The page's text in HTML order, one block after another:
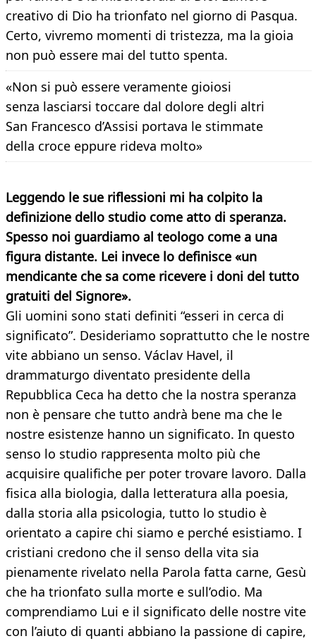
creativo di Dio ha trionfato nel giorno di Pasqua.
Certo, vivremo momenti di tristezza, ma la gioia
non può essere mai del tutto spenta.
«Non si può essere veramente gioiosi
senza lasciarsi toccare dal dolore degli altri
San Francesco d’Assisi portava le stimmate
della croce eppure rideva molto»
Leggendo le sue riflessioni mi ha colpito la
definizione dello studio come atto di speranza.
Spesso noi guardiamo al teologo come a una
figura distante. Lei invece lo definisce «un
mendicante che sa come ricevere i doni del tutto
gratuiti del Signore».
Gli uomini sono stati definiti “esseri in cerca di
significato”. Desideriamo soprattutto che le nostre
vite abbiano un senso. Václav Havel, il
drammaturgo diventato presidente della
Repubblica Ceca ha detto che la nostra speranza
non è pensare che tutto andrà bene ma che le
nostre esistenze hanno un significato. In questo
senso lo studio rappresenta molto più che
acquisire qualifiche per poter trovare lavoro. Dalla
fisica alla biologia, dalla letteratura alla poesia,
dalla storia alla psicologia, tutto lo studio è
orientato a capire chi siamo e perché esistiamo. I
cristiani credono che il senso della vita sia
pienamente rivelato nella Parola fatta carne, Gesù
che ha trionfato sulla morte e sull’odio. Ma
comprendiamo Lui e il significato delle nostre vite
con l’aiuto di quanti abbiano la passione di capire,